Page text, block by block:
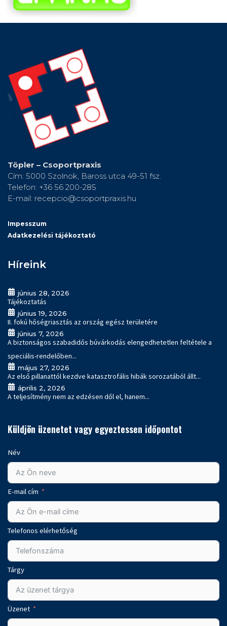
Töpler – Csoportpraxis
Cím: 5000 Szolnok, Baross utca 49-51 fsz.
Telefon: +36 56 200-285
E-mail: recepcio@csoportpraxis.hu
Impesszum
Adatkezelési tájékoztató
Híreink
június 28, 2026
Tájékoztatás
június 19, 2026
II. fokú hőségriasztás az ország egész területére
június 7, 2026
A biztonságos szabadidős búvárkodás elengedhetetlen feltétele a
speciális-rendelőben...
május 27, 2026
Az első pillanattól kezdve katasztrofális hibák sorozatából állt...
április 2, 2026
A teljesítmény nem az edzésen dől el, hanem...
Küldjön üzenetet vagy egyeztessen időpontot
Név
E-mail cím
Telefonos elérhetőség
Tárgy
Üzenet